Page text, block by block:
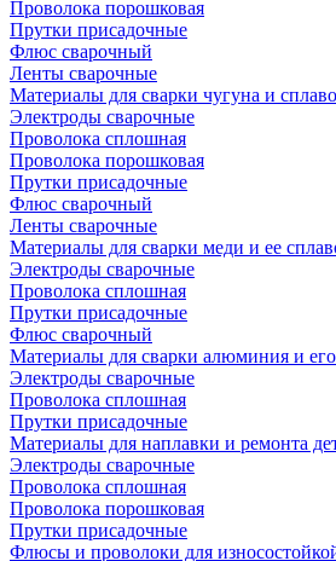
Проволока порошковая
Прутки присадочные
Флюс сварочный
Ленты сварочные
Материалы для сварки чугуна и
Электроды сварочные
Проволока сплошная
Проволока порошковая
Прутки присадочные
Флюс сварочный
Ленты сварочные
Материалы для сварки меди и ее
Электроды сварочные
Проволока сплошная
Прутки присадочные
Флюс сварочный
Материалы для сварки алюминия и
Электроды сварочные
Проволока сплошная
Прутки присадочные
Материалы для наплавки и ремонта
Электроды сварочные
Проволока сплошная
Проволока порошковая
Прутки присадочные
Флюсы и проволоки для